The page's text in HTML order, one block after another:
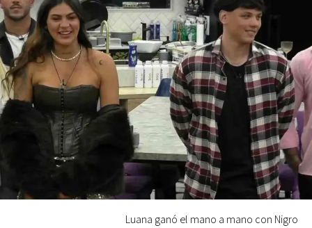
Luana ganó el mano a mano con Nigro